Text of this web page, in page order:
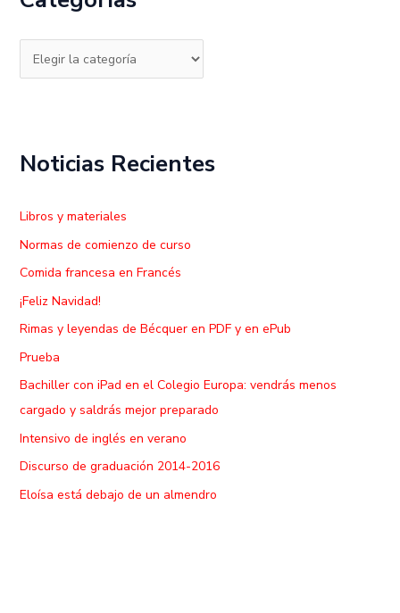
p
Noticias Recientes
Libros y materiales
Normas de comienzo de curso
Comida francesa en Francés
¡Feliz Navidad!
Rimas y leyendas de Bécquer en PDF y en ePub
Prueba
Bachiller con iPad en el Colegio Europa: vendrás menos
cargado y saldrás mejor preparado
Intensivo de inglés en verano
Discurso de graduación 2014-2016
Eloísa está debajo de un almendro